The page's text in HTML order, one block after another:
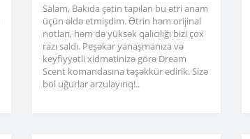
Salam, Bakıda çətin tapılan bu ətri anam
üçün əldə etmişdim. Ətrin həm orijinal
notları, həm də yüksək qalıcılığı bizi çox
razı saldı. Peşəkar yanaşmanıza və
keyfiyyətli xidmətinizə görə Dream
Scent komandasına təşəkkür edirik. Sizə
bol uğurlar arzulayırıq!..